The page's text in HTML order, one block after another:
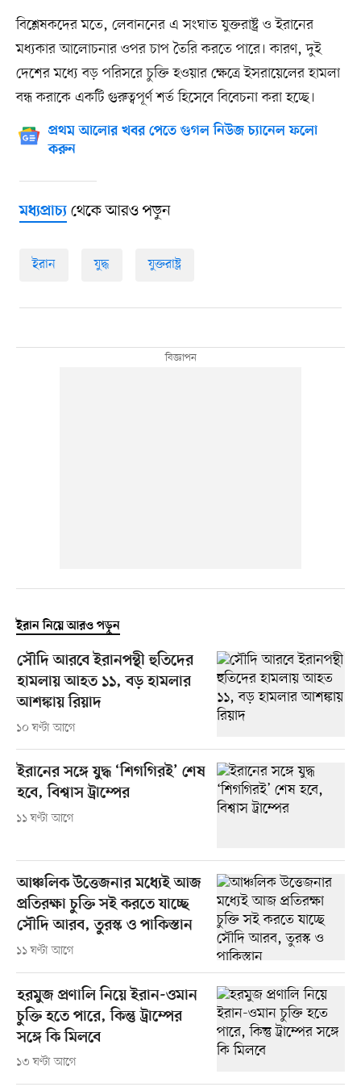
বিশ্লেষকদের মতে, লেবাননের এ সংঘাত যুক্তরাষ্ট্র ও ইরানের
মধ্যকার আলোচনার ওপর চাপ তৈরি করতে পারে। কারণ, দুই
দেশের মধ্যে বড় পরিসরে চুক্তি হওয়ার ক্ষেত্রে ইসরায়েলের হামলা
বন্ধ করাকে একটি গুরুত্বপূর্ণ শর্ত হিসেবে বিবেচনা করা হচ্ছে।
প্রথম আলোর খবর পেতে গুগল নিউজ চ্যানেল ফলো
করুন
মধ্যপ্রাচ্যথেকে আরও পড়ুন
ইরান যুদ্ধ যুক্তরাষ্ট্র
ইরান নিয়ে আরও পড়ুন
সৌদি আরবে ইরানপন্থী হুতিদের
হামলায় আহত ১১, বড় হামলার
আশঙ্কায় রিয়াদ
১০ ঘণ্টা আগে
ইরানের সঙ্গে যুদ্ধ ‘শিগগিরই’ শেষ
হবে, বিশ্বাস ট্রাম্পের
১১ ঘণ্টা আগে
আঞ্চলিক উত্তেজনার মধ্যেই আজ
প্রতিরক্ষা চুক্তি সই করতে যাচ্ছে
সৌদি আরব, তুরস্ক ও পাকিস্তান
১১ ঘণ্টা আগে
হরমুজ প্রণালি নিয়ে ইরান-ওমান
চুক্তি হতে পারে, কিন্তু ট্রাম্পের
সঙ্গে কি মিলবে
১৩ ঘণ্টা আগে